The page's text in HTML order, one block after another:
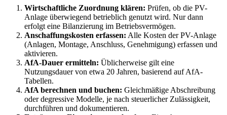
Wirtschaftliche Zuordnung klären: Prüfen, ob die PV-
Anlage überwiegend betrieblich genutzt wird. Nur dann
erfolgt eine Bilanzierung im Betriebsvermögen.
Anschaffungskosten erfassen: Alle Kosten der PV-Anlage
(Anlagen, Montage, Anschluss, Genehmigung) erfassen und
aktivieren.
AfA-Dauer ermitteln: Üblicherweise gilt eine
Nutzungsdauer von etwa 20 Jahren, basierend auf AfA-
Tabellen.
AfA berechnen und buchen: Gleichmäßige Abschreibung
oder degressive Modelle, je nach steuerlicher Zulässigkeit,
durchführen und dokumentieren.